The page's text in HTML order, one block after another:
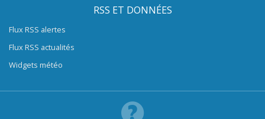
RSS ET DONNÉES
Flux RSS alertes
Flux RSS actualités
Widgets météo